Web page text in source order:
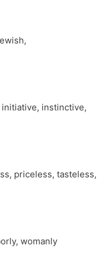
instinctive,
priceless, tasteless,
womanly